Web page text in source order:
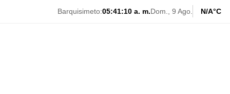
Barquisimeto:05:41:11 a. m.Dom., 9 Ago. N/A°C